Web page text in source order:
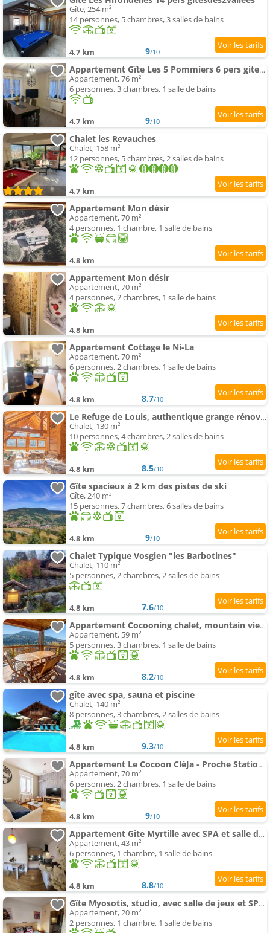
Gîte, 254 m²
14 personnes, 5 chambres, 3 salles de bains
4.7 km 9/10
Appartement Gîte Les 5 Pommiers 6 pers gitesdes2vallees
Appartement, 76 m²
6 personnes, 3 chambres, 1 salle de bains
4.7 km 9/10
Chalet les Revauches
Chalet, 158 m²
12 personnes, 5 chambres, 2 salles de bains
4.7 km
Appartement Mon désir
Appartement, 70 m²
4 personnes, 1 chambre, 1 salle de bains
4.8 km
Appartement Mon désir
Appartement, 70 m²
4 personnes, 2 chambres, 1 salle de bains
4.8 km
Appartement Cottage le Ni-La
Appartement, 70 m²
6 personnes, 2 chambres, 1 salle de bains
4.8 km 8.7/10
Le Refuge de Louis, authentique grange rénovée avec sauna
Chalet, 130 m²
10 personnes, 4 chambres, 2 salles de bains
4.8 km 8.5/10
Gîte spacieux à 2 km des pistes de ski
Gîte, 240 m²
15 personnes, 7 chambres, 6 salles de bains
4.8 km 9/10
Chalet Typique Vosgien "les Barbotines"
Chalet, 110 m²
5 personnes, 2 chambres, 2 salles de bains
4.8 km 7.6/10
Appartement Cocooning chalet, mountain view, sauna, 6 personnes
Appartement, 59 m²
5 personnes, 3 chambres, 1 salle de bains
4.8 km 8.2/10
gîte avec spa, sauna et piscine
Chalet, 140 m²
8 personnes, 3 chambres, 2 salles de bains
4.8 km 9.3/10
Appartement Le Cocoon CléJa - Proche Station La Bresse
Appartement, 70 m²
6 personnes, 2 chambres, 1 salle de bains
4.8 km 9/10
Appartement Gite Myrtille avec SPA et salle de jeux dans la Residence
Appartement, 43 m²
6 personnes, 1 chambre, 1 salle de bains
4.8 km 8.8/10
Gîte Myosotis, studio, avec salle de jeux et SPA dans la résidence
Appartement, 20 m²
2 personnes, 1 chambre, 1 salle de bains